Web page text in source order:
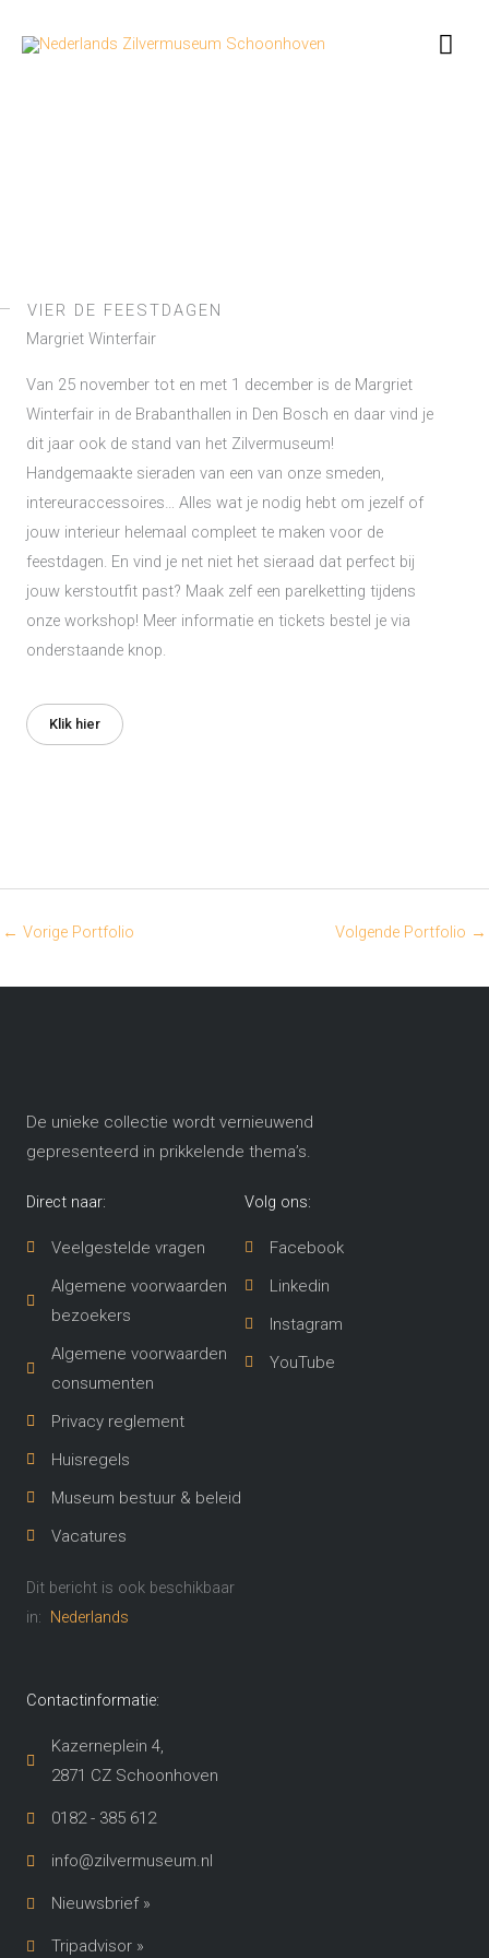
naar
VIER DE FEESTDAGEN
Margriet Winterfair
Van 25 november tot en met 1 december is de Margriet
Winterfair in de Brabanthallen in Den Bosch en daar vind je
dit jaar ook de stand van het Zilvermuseum!
Handgemaakte sieraden van een van onze smeden,
intereuraccessoires… Alles wat je nodig hebt om jezelf of
jouw interieur helemaal compleet te maken voor de
feestdagen. En vind je net niet het sieraad dat perfect bij
jouw kerstoutfit past? Maak zelf een parelketting tijdens
onze workshop! Meer informatie en tickets bestel je via
onderstaande knop.
Klik hier
← Vorige Portfolio Volgende Portfolio →
De unieke collectie wordt vernieuwend
gepresenteerd in prikkelende thema’s​.
Direct naar:
Veelgestelde vragen
Algemene voorwaarden
bezoekers
Algemene voorwaarden
consumenten
Privacy reglement
Huisregels
Museum bestuur & beleid
Vacatures
Dit bericht is ook beschikbaar
in: Nederlands
Volg ons:
Facebook
Linkedin
Instagram
YouTube
Contactinformatie:
Kazerneplein 4,
2871 CZ Schoonhoven​
0182 - 385 612
info@zilvermuseum.nl
Nieuwsbrief »
Tripadvisor »